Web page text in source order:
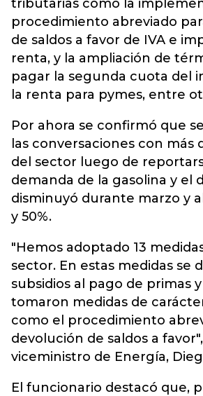
tributarias como la
procedimiento abreviado
de saldos a favor de IVA e
renta, y la ampliación de
pagar la segunda cuota del
la renta para pymes, entre
Por ahora se confirmó que
las conversaciones con más
del sector luego de
demanda de la gasolina y el
disminuyó durante marzo y
y 50%.
"Hemos adoptado 13
sector. En estas medidas se
subsidios al pago de primas y
tomaron medidas de
como el procedimiento
devolución de saldos a
viceministro de Energía,
El funcionario destacó que,